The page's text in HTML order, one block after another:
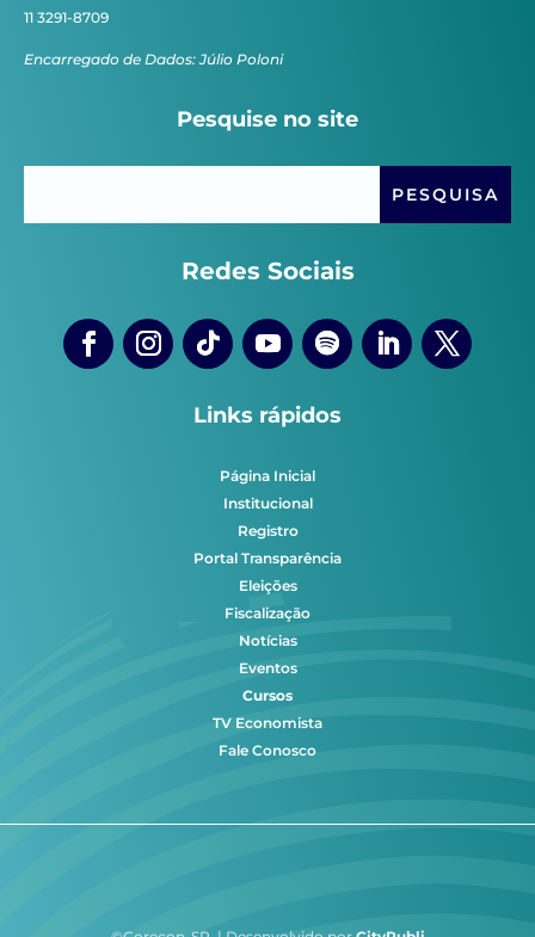
11 3291-8709
Encarregado de Dados: Júlio Poloni
Pesquise no site
Redes Sociais
Links rápidos
Página Inicial
Institucional
Registro
Portal Transparência
Eleições
Fiscalização
Notícias
Eventos
Cursos
TV Economista
Fale Conosco